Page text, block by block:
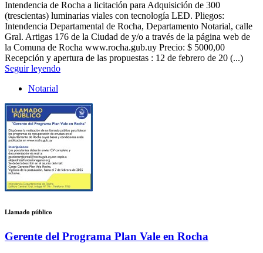
Intendencia de Rocha a licitación para Adquisición de 300
(trescientas) luminarias viales con tecnología LED. Pliegos:
Intendencia Departamental de Rocha, Departamento Notarial, calle
Gral. Artigas 176 de la Ciudad de y/o a través de la página web de
la Comuna de Rocha www.rocha.gub.uy Precio: $ 5000,00
Recepción y apertura de las propuestas : 12 de febrero de 20 (...)
Seguir leyendo
Notarial
Llamado público
Gerente del Programa Plan Vale en Rocha